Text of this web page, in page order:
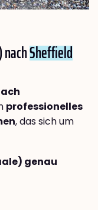
Sheffield
professionelles
, das sich um
genau